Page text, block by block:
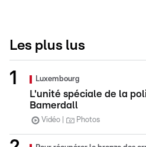
Les plus lus
Luxembourg
L'unité spéciale de la
Bamerdall
Vidéo Photos